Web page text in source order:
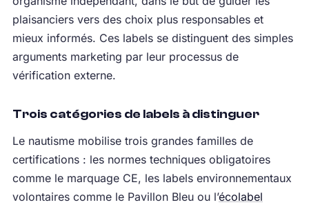
plaisanciers vers des choix plus responsables et
mieux informés. Ces labels se distinguent des simples
arguments marketing par leur processus de
vérification externe.
Trois catégories de labels à distinguer
Le nautisme mobilise trois grandes familles de
certifications : les normes techniques obligatoires
comme le marquage CE, les labels environnementaux
volontaires comme le Pavillon Bleu ou l’écolabel